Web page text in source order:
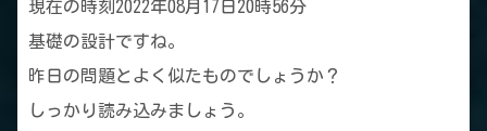
現在の時刻2022年08月17日20時56分
基礎の設計ですね。
昨日の問題とよく似たものでしょうか？
しっかり読み込みましょう。